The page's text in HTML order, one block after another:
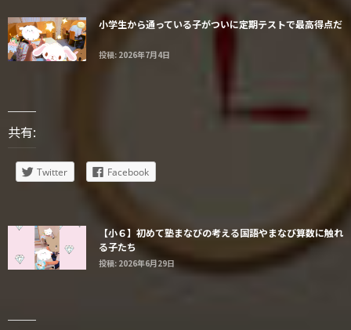
小学生から通っている子がついに定期テストで最高得点だ
投稿: 2026年7月4日
共有:
Twitter Facebook
【小６】初めて塾まなびの考える国語やまなび算数に触れ
る子たち
投稿: 2026年6月29日